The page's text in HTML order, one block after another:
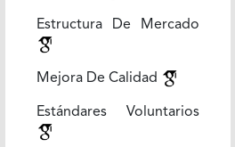
Estructura De Mercado
Mejora De Calidad
Estándares Voluntarios